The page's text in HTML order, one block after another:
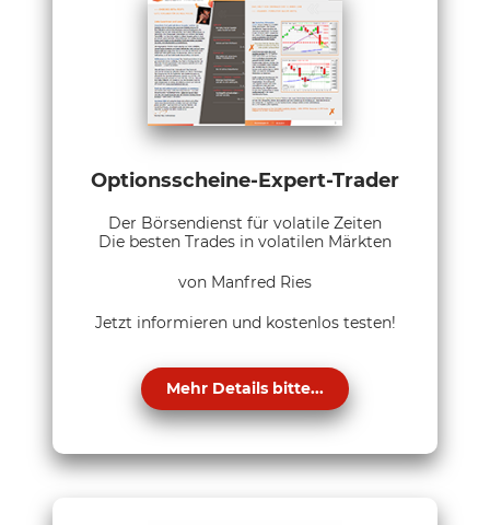
Optionsscheine-Expert-Trader
Der Börsendienst für volatile Zeiten
Die besten Trades in volatilen Märkten
von Manfred Ries
Jetzt informieren und kostenlos testen!
Mehr Details bitte...